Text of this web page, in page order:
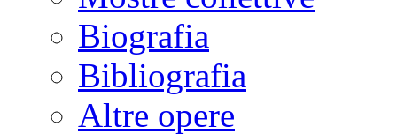
Biografia
Bibliografia
Altre opere